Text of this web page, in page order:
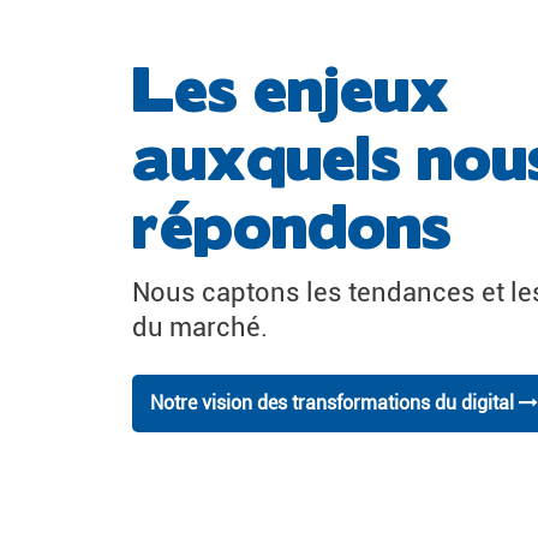
Les enjeux
auxquels
répondons
Nous captons les tendances et
du marché.
Notre vision des transformations du digital